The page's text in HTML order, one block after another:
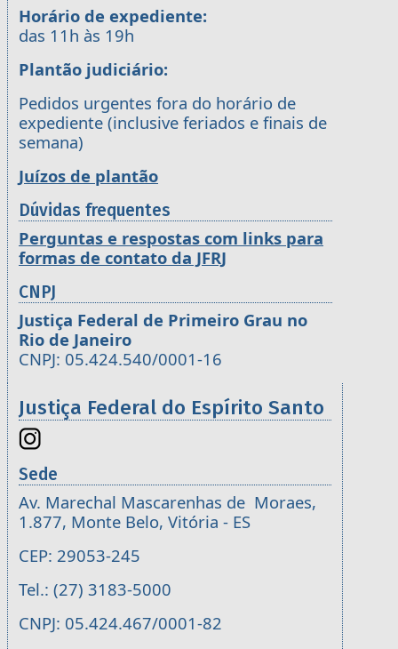
Horário de expediente:
das 11h às 19h
Plantão judiciário:
Pedidos urgentes fora do horário de
expediente (inclusive feriados e finais de
semana)
Juízos de plantão
Dúvidas frequentes
Perguntas e respostas com links para
formas de contato da JFRJ
CNPJ
Justiça Federal de Primeiro Grau no
Rio de Janeiro
CNPJ: 05.424.540/0001-16
Justiça Federal do Espírito Santo
Sede
Av. Marechal Mascarenhas de Moraes,
1.877, Monte Belo, Vitória - ES
CEP: 29053-245
Tel.: (27) 3183-5000
CNPJ: 05.424.467/0001-82